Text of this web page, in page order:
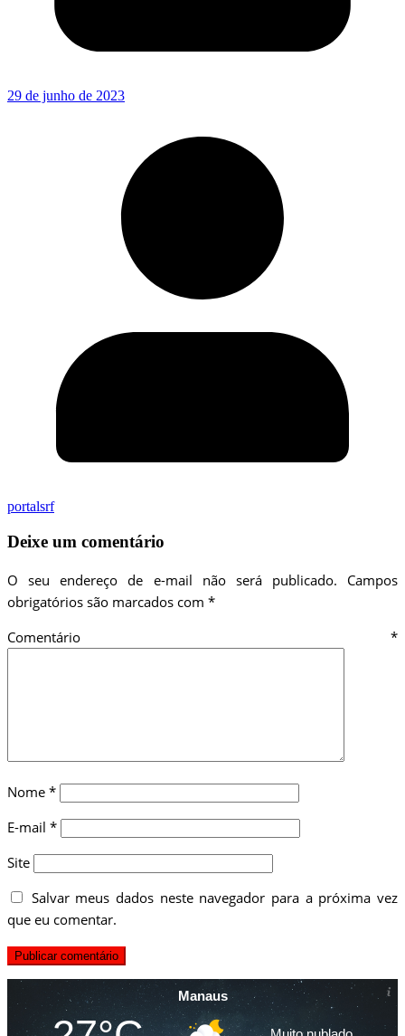
29 de junho de 2023
portalsrf
Deixe um comentário
O seu endereço de e-mail não será publicado.
Campos
obrigatórios são marcados com *
Comentário *
Nome *
E-mail *
Site
Salvar meus dados neste navegador para a próxima vez
que eu comentar.
Manaus